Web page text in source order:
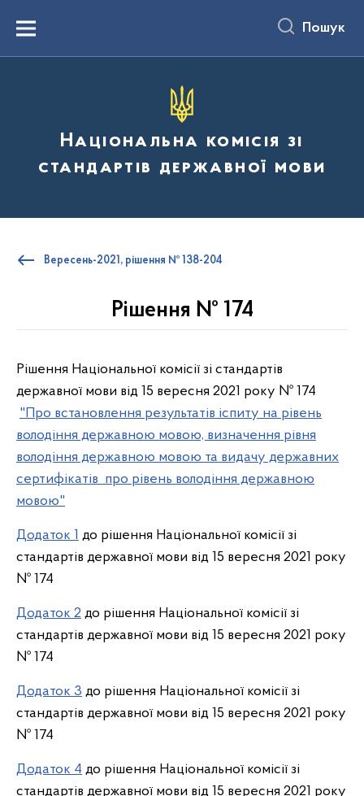
вмістуMenu Пошук
Національна комісія зі
стандартів державної мови
Вересень-2021, рішення № 138-204
Рішення № 174
Рішення Національної комісії зі стандартів
державної мови від 15 вересня 2021 року № 174
"Про встановлення результатів іспиту на рівень
володіння державною мовою, визначення рівня
володіння державною мовою та видачу державних
сертифікатів про рівень володіння державною
мовою"
Додаток 1 до рішення Національної комісії зі
стандартів державної мови від 15 вересня 2021 року
№ 174
Додаток 2 до рішення Національної комісії зі
стандартів державної мови від 15 вересня 2021 року
№ 174
Додаток 3 до рішення Національної комісії зі
стандартів державної мови від 15 вересня 2021 року
№ 174
Додаток 4 до рішення Національної комісії зі
стандартів державної мови від 15 вересня 2021 року